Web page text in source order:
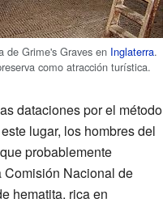
de Grime's Graves en Inglaterra.
como atracción turística.
dataciones por el método
lugar, los hombres del
probablemente
Comisión Nacional de
hematita, rica en